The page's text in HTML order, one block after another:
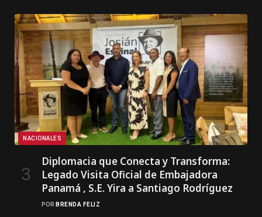
NACIONALES
Diplomacia que Conecta y Transforma:
Legado Visita Oficial de Embajadora
Panamá , S.E. Yira a Santiago Rodríguez
POR BRENDA FELIZ